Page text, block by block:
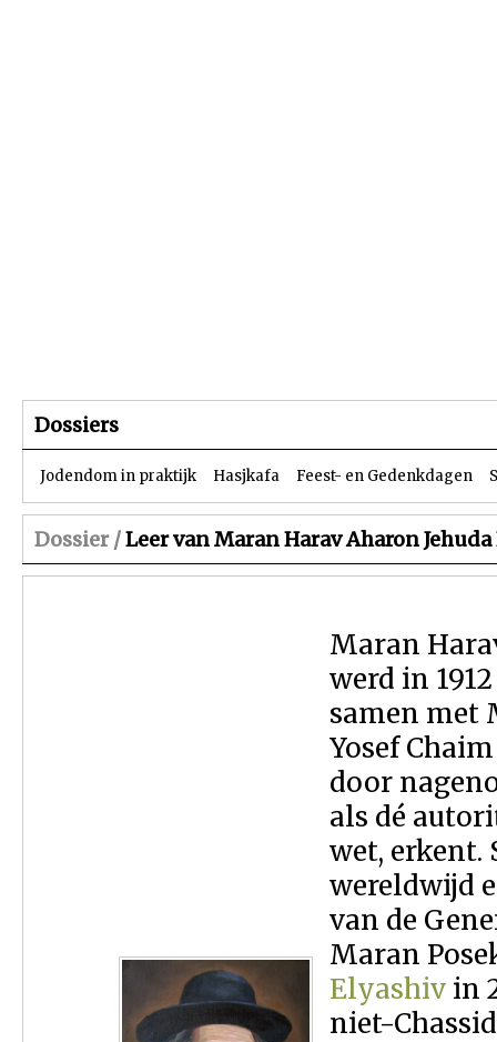
Dossiers
Jodendom in praktijk Hasjkafa Feest- en Gedenkdagen
Dossier /Leer van Maran Harav Aharon
Maran
werd in
samen met
Yosef
door
als dé
wet, erkent.
wereldwijd
van de
Maran
Elyashiv in
niet-